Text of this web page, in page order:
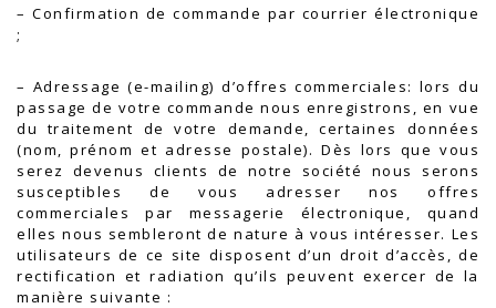
– Confirmation de commande par courrier électronique
;
– Adressage (e-mailing) d’offres commerciales: lors du
passage de votre commande nous enregistrons, en vue
du traitement de votre demande, certaines données
(nom, prénom et adresse postale). Dès lors que vous
serez devenus clients de notre société nous serons
susceptibles de vous adresser nos offres
commerciales par messagerie électronique, quand
elles nous sembleront de nature à vous intéresser. Les
utilisateurs de ce site disposent d’un droit d’accès, de
rectification et radiation qu’ils peuvent exercer de la
manière suivante :